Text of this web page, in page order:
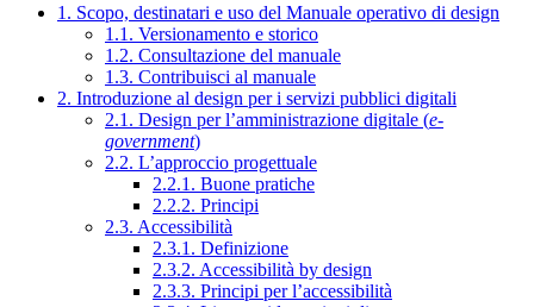
1. Scopo, destinatari e uso del Manuale operativo di design
1.1. Versionamento e storico
1.2. Consultazione del manuale
1.3. Contribuisci al manuale
2. Introduzione al design per i servizi pubblici digitali
2.1. Design per l’amministrazione digitale (e-
government)
2.2. L’approccio progettuale
2.2.1. Buone pratiche
2.2.2. Principi
2.3. Accessibilità
2.3.1. Definizione
2.3.2. Accessibilità by design
2.3.3. Principi per l’accessibilità